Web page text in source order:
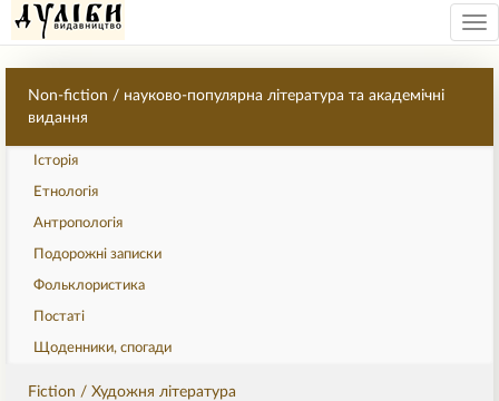
Non-fiction / науково-популярна література та академічні
видання
Історія
Етнологія
Антропологія
Подорожні записки
Фольклористика
Постаті
Щоденники, спогади
Fiction / Художня література